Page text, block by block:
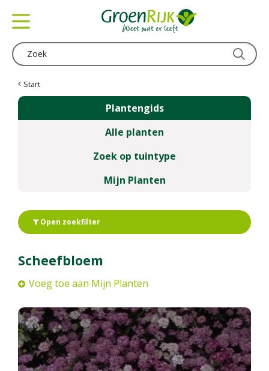
Start
Plantengids
Alle planten
Zoek op tuintype
Mijn Planten
Open zoekfilter
Scheefbloem
Voeg toe aan Mijn Planten